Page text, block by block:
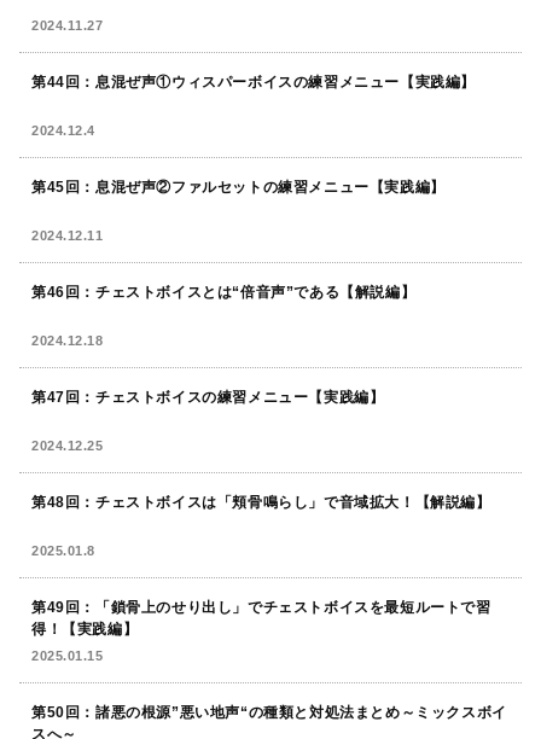
2024.11.27
第44回：息混ぜ声①ウィスパーボイスの練習メニュー【実践編】
2024.12.4
第45回：息混ぜ声②ファルセットの練習メニュー【実践編】
2024.12.11
第46回：チェストボイスとは“倍音声”である【解説編】
2024.12.18
第47回：チェストボイスの練習メニュー【実践編】
2024.12.25
第48回：チェストボイスは「頬骨鳴らし」で音域拡大！【解説編】
2025.01.8
第49回：「鎖骨上のせり出し」でチェストボイスを最短ルートで習
得！【実践編】
2025.01.15
第50回：諸悪の根源”悪い地声“の種類と対処法まとめ～ミックスボイ
スへ～